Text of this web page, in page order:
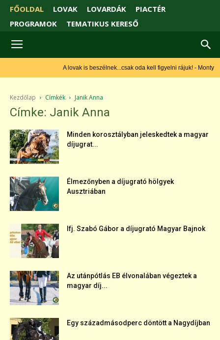
FŐOLDAL LOVAK LOVARDÁK
PIACTÉR
PROGRAMOK
TEMATIKUS KERESŐ
A lovak is beszélnek...csak oda kell figyelni rájuk! - Monty
Kezdőlap Címkék Janik Anna
Címke: Janik Anna
Minden korosztályban jeleskedtek a magyar
díjugrat...
Élmezőnyben a díjugrató hölgyek
Ausztriában
Ifj. Szabó Gábor a díjugrató Magyar Bajnok
Az utánpótlás EB élvonalában végeztek a
magyar díj...
Egy századmásodperc döntött a Nagydíjban